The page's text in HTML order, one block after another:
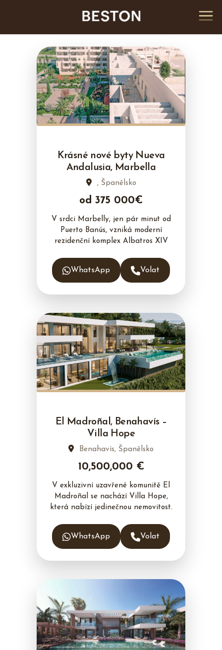
Krásné nové byty Nueva
Andalusia, Marbella
, Španělsko
od 375 000€
V srdci Marbelly, jen pár minut od
Puerto Banús, vzniká moderní
rezidenční komplex Albatros XIV
WhatsApp Volat
El Madroñal, Benahavís –
Villa Hope
Benahavís, Španělsko
10,500,000 €
V exkluzivní uzavřené komunitě El
Madroñal se nachází Villa Hope,
která nabízí jedinečnou nemovitost.
WhatsApp Volat